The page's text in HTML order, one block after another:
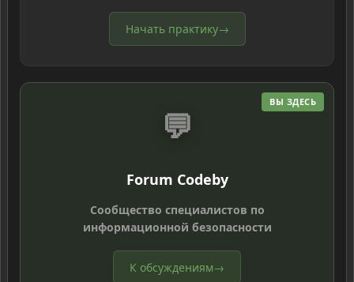
Начать практику→
ВЫ ЗДЕСЬ
💬
Forum Codeby
Сообщество специалистов по
информационной безопасности
К обсуждениям→